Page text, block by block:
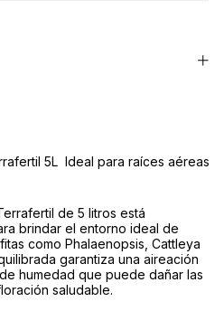
5L  Ideal para raíces aéreas
de 5 litros está
brindar el entorno ideal de
como Phalaenopsis, Cattleya
garantiza una aireación
humedad que puede dañar las
saludable.